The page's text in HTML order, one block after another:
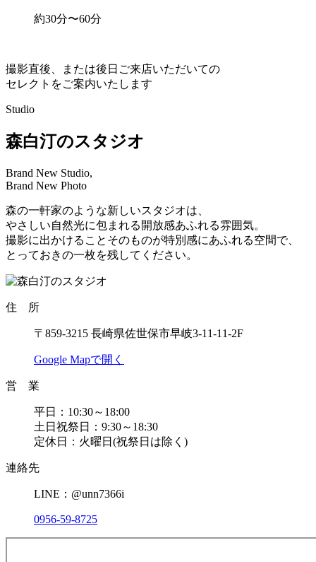
約30分〜60分
撮影直後、または後日ご来店いただいての
セレクトをご案内いたします
Studio
森白汀のスタジオ
Brand New Studio,
Brand New Photo
森の一軒家のような新しいスタジオは、
やさしい自然光に包まれる開放感あふれる雰囲気。
撮影に出かけることそのものが特別感にあふれる空間で、
とっておきの一枚を残してください。
住 所
〒859-3215 長崎県佐世保市早岐3-11-11-2F
Google Mapで開く
営 業
平日：10:30～18:00
土日祝祭日：9:30～18:30
定休日：火曜日(祝祭日は除く)
連絡先
LINE：@unn7366i
0956-59-8725